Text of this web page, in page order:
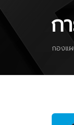
ก
กองแ